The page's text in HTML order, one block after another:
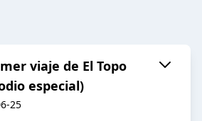
viaje de El Topo
especial)
25